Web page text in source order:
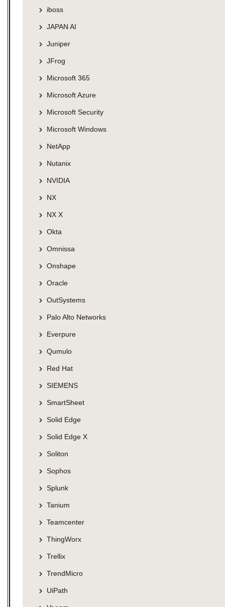
iboss
JAPAN AI
Juniper
JFrog
Microsoft 365
Microsoft Azure
Microsoft Security
Microsoft Windows
NetApp
Nutanix
NVIDIA
NX
NX X
Okta
Omnissa
Onshape
Oracle
OutSystems
Palo Alto Networks
Everpure
Qumulo
Red Hat
SIEMENS
SmartSheet
Solid Edge
Solid Edge X
Soliton
Sophos
Splunk
Tanium
Teamcenter
ThingWorx
Trellix
TrendMicro
UiPath